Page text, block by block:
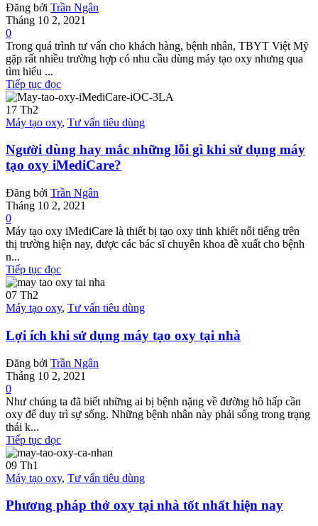
Đăng bởi Trần Ngân
Tháng 10 2, 2021
0
Trong quá trình tư vấn cho khách hàng, bệnh nhân, TBYT Việt Mỹ
gặp rất nhiều trường hợp có nhu cầu dùng máy tạo oxy nhưng qua
tìm hiểu ...
Tiếp tục đọc
17 Th2
Máy tạo oxy, Tư vấn tiêu dùng
Người dùng hay mắc những lỗi gì khi sử dụng máy
tạo oxy iMediCare?
Đăng bởi Trần Ngân
Tháng 10 2, 2021
0
Máy tạo oxy iMediCare là thiết bị tạo oxy tinh khiết nổi tiếng trên
thị trường hiện nay, được các bác sĩ chuyên khoa đề xuất cho bệnh
n...
Tiếp tục đọc
07 Th2
Máy tạo oxy, Tư vấn tiêu dùng
Lợi ích khi sử dụng máy tạo oxy tại nhà
Đăng bởi Trần Ngân
Tháng 10 2, 2021
0
Như chúng ta đã biết những ai bị bệnh nặng về đường hô hấp cần
oxy để duy trì sự sống. Những bệnh nhân này phải sống trong trạng
thái k...
Tiếp tục đọc
09 Th1
Máy tạo oxy, Tư vấn tiêu dùng
Phương pháp thở oxy tại nhà tốt nhất hiện nay